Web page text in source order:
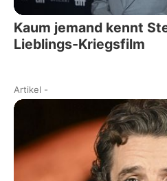
Kaum jemand kennt
Lieblings-Kriegsfilm
Artikel -